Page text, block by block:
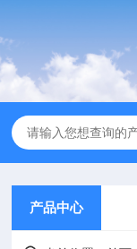
产品中心